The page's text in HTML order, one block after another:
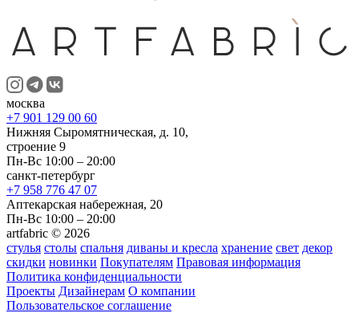
москва
+7 901 129 00 60
Нижняя Сыромятническая, д. 10,
строение 9
Пн-Вс 10:00 – 20:00
санкт-петербург
+7 958 776 47 07
Аптекарская набережная, 20
Пн-Вс 10:00 – 20:00
artfabric © 2026
стулья столы спальня диваны и кресла хранение свет декор
скидки новинки Покупателям Правовая информация
Политика конфиденциальности
Проекты Дизайнерам О компании
Пользовательское соглашение